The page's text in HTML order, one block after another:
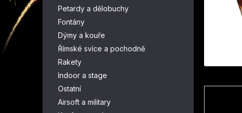
Petardy a dělobuchy
Fontány
Dýmy a kouře
Římské svíce a pochodně
Rakety
Indoor a stage
Ostatní
Airsoft a military